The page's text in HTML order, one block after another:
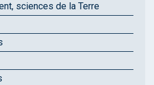
sciences de la Terre